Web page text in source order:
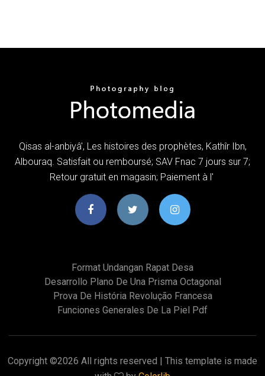
Qisas al-anbiyâ', Les histoires des prophètes, Kathîr Ibn,
Albouraq. Satisfait ou remboursé; SAV Fnac 7 jours sur 7;
Retour gratuit en magasin; Paiement à l'
Format Undangan Rapat Desa
Desarrollo Plano De Una Prisma Octagonal
Prova De História Revolução Francesa
Funciones Generales De La Piel Pdf
Copyright ©2026 All rights reserved | This template is made